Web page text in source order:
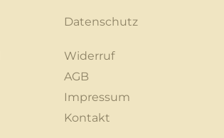
Datenschutz
Widerruf
AGB
Impressum
Kontakt